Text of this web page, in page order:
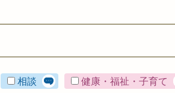
相談 健康・福祉・子育て